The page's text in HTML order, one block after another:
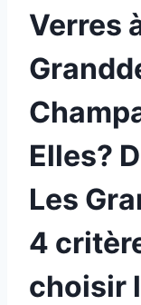
Verres
Elles?
Les
4
choisir